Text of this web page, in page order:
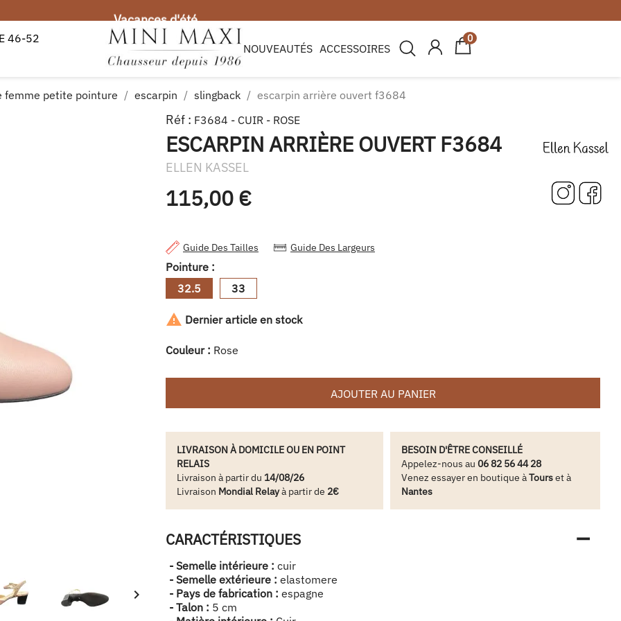
Vacances d'été
1er et le 19 août, sera expédiée à partir du 20 août. Merci de votre compréhension.
46-52
NOUVEAUTÉS ACCESSOIRES
0
femme petite pointure escarpin slingback escarpin arrière ouvert f3684

Réf : F3684 - CUIR - ROSE
ESCARPIN ARRIÈRE OUVERT F3684
ELLEN KASSEL
115,00 €
Guide Des Tailles Guide Des Largeurs
Pointure :
32.5
33
 Dernier article en stock
Couleur : Rose
AJOUTER AU PANIER
LIVRAISON À DOMICILE OU EN POINT
RELAIS
Livraison à partir du 14/08/26
Livraison Mondial Relayà partir de 2€
BESOIN D'ÊTRE CONSEILLÉ
Appelez-nous au 06 82 56 44 28
Venez essayer en boutique àTourset à
Nantes
CARACTÉRISTIQUES
- Semelle intérieure : cuir
- Semelle extérieure : elastomere
- Pays de fabrication : espagne
- Talon : 5 cm